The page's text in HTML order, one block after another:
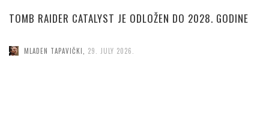
TOMB RAIDER CATALYST JE ODLOŽEN DO 2028. GODINE
MLADEN TAPAVIČKI, 29. JULY 2026.